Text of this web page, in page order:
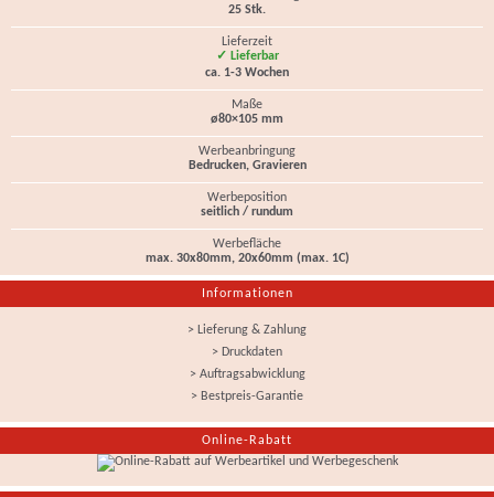
25 Stk.
Lieferzeit
✓ Lieferbar
ca. 1-3 Wochen
Maße
ø80×105 mm
Werbeanbringung
Bedrucken, Gravieren
Werbeposition
seitlich / rundum
Werbefläche
max. 30x80mm, 20x60mm (max. 1C)
Informationen
> Lieferung & Zahlung
> Druckdaten
> Auftragsabwicklung
> Bestpreis-Garantie
Online-Rabatt